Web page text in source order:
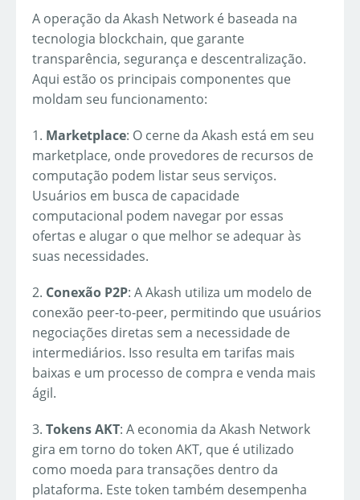
A operação da Akash Network é baseada na
tecnologia blockchain, que garante
transparência, segurança e descentralização.
Aqui estão os principais componentes que
moldam seu funcionamento:
1. Marketplace: O cerne da Akash está em seu
marketplace, onde provedores de recursos de
computação podem listar seus serviços.
Usuários em busca de capacidade
computacional podem navegar por essas
ofertas e alugar o que melhor se adequar às
suas necessidades.
2. Conexão P2P: A Akash utiliza um modelo de
conexão peer-to-peer, permitindo que usuários
negociações diretas sem a necessidade de
intermediários. Isso resulta em tarifas mais
baixas e um processo de compra e venda mais
ágil.
3. Tokens AKT: A economia da Akash Network
gira em torno do token AKT, que é utilizado
como moeda para transações dentro da
plataforma. Este token também desempenha